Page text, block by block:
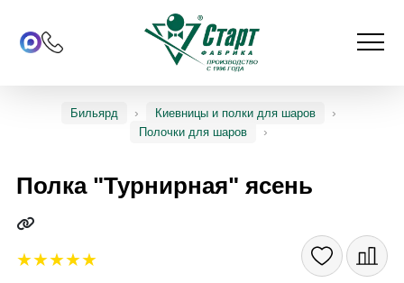
Бильярд
Киевницы и полки для шаров
Полочки для шаров
Полка "Турнирная" ясень